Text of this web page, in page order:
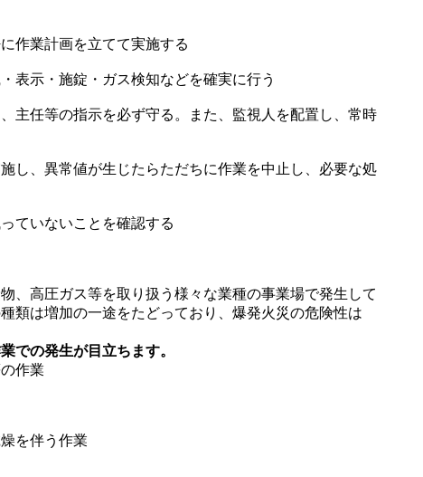
作業計画を立てて実施する
表示・施錠・ガス検知などを確実に行う
主任等の指示を必ず守る。また、監視人を配置し、常時
し、異常値が生じたらただちに作業を中止し、必要な処
ていないことを確認する
、高圧ガス等を取り扱う様々な業種の事業場で発生して
類は増加の一途をたどっており、爆発火災の危険性は
での発生が目立ちます。
作業
を伴う作業